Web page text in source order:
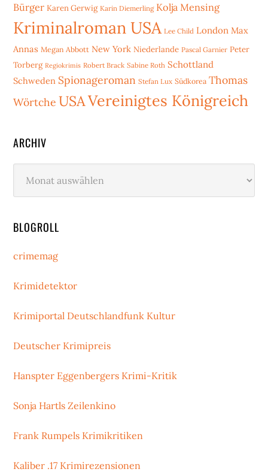
Bürger Karen Gerwig Karin Diemerling Kolja Mensing
Kriminalroman USA Lee Child London Max
Annas Megan Abbott New York Niederlande Pascal Garnier Peter
Torberg Regiokrimis Robert Brack Sabine Roth Schottland
Schweden Spionageroman Stefan Lux Südkorea Thomas
Wörtche USAVereinigtes Königreich
ARCHIV
BLOGROLL
crimemag
Krimidetektor
Krimiportal Deutschlandfunk Kultur
Deutscher Krimipreis
Hanspter Eggenbergers Krimi-Kritik
Sonja Hartls Zeilenkino
Frank Rumpels Krimikritiken
Kaliber .17 Krimirezensionen